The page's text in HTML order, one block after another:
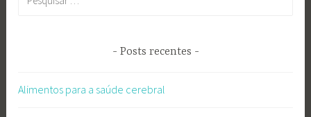
Posts recentes
Alimentos para a saúde cerebral